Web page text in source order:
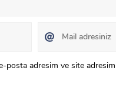
posta adresim ve site